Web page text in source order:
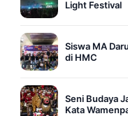
Light Festival
Siswa MA
di HMC
Seni Budaya
Kata